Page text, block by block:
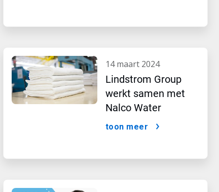
14 maart 2024
Lindstrom Group
werkt samen met
Nalco Water
toon meer